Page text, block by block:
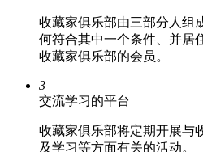
收藏家俱乐部由三部分人组
何符合其中一个条件、并居
收藏家俱乐部的会员。
3
交流学习的平台
收藏家俱乐部将定期开展与
及学习等方面有关的活动。